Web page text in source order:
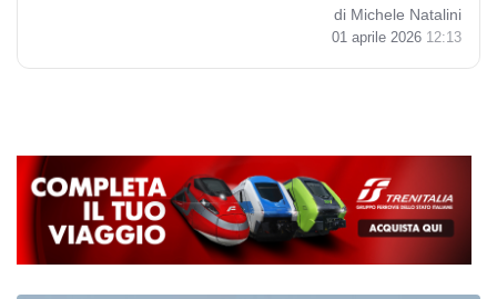
di Michele Natalini
01 aprile 2026 12:13